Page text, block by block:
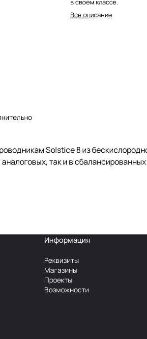
в своем классе.
Все описание
Solstice 8 из
так и в
Информация
Реквизиты
Магазины
Проекты
Возможности